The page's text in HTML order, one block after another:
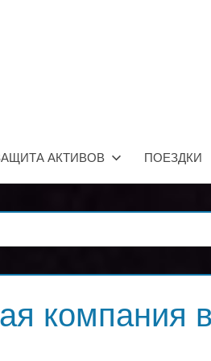
АКТИВОВ ПОЕЗДКИ
компания в